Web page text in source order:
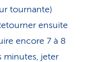
tournante)
ensuite
encore 7 à 8
minutes, jeter